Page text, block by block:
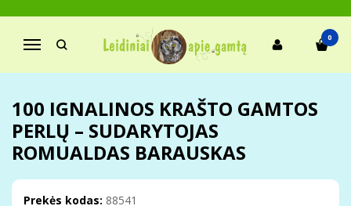
Navigacija
0
Pagrindinis Knygos
Krašto pažinimui
Gamtos fotografija (albumai)
100 Ignalinos krašto gamtos perlų – sudarytojas Romualdas
100 IGNALINOS KRAŠTO GAMTOS
PERLŲ – SUDARYTOJAS
ROMUALDAS BARAUSKAS
Prekės kodas: 88541